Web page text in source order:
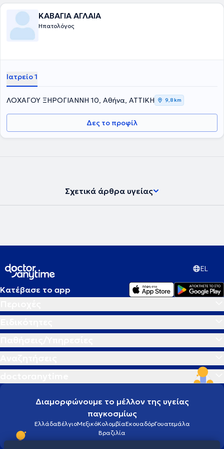
Εταιρίας Μελέτης Ήπατος και της Ελληνικής Ομάδας Μελέτης των
Ιδιοπαθών Φλεγμονωδών Νοσημάτων του Εντέρου. Στο ιατρείο της
διαχειρίζεται περιστατικά όπως : γαστροοισοφαγική παλινδρόμηση
, διερεύνηση αναιμίας, κοιλιακό άλγος, σύνδρομο ευερέθιστου
εντέρου, έλεγχος για ελικοβακτηρίδιο του πυλωρού, λιπώδης
αιμορροΐδες και άλλα. Ταυτόχρονα, προγραμματίζει άμεσα μαζί με
ΚΑΒΑΓΙΑ ΑΓΛΑΙΑ
Ηπατολόγος
Ιατρείο 1
ΛΟΧΑΓΟΥ ΞΗΡΟΓΙΑΝΝΗ 10, Αθήνα, ΑΤΤΙΚΗ 9,8 km
Δες το προφίλ
Σχετικά άρθρα υγείας
EL
Κατέβασε το app
Διαμορφώνουμε το μέλλον της υγείας
παγκοσμίως
ΕλλάδαΒέλγιοΜεξικόΚολομβίαΕκουαδόρΓουατεμάλα
Βραζιλία